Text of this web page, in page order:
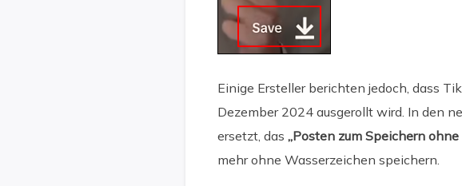
Einige Ersteller berichten jedoch, dass
Dezember 2024 ausgerollt wird. In den
ersetzt, das „Posten zum Speichern
mehr ohne Wasserzeichen speichern.